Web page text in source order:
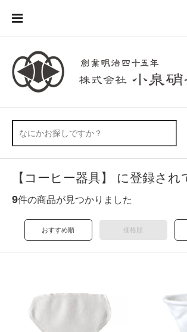
【コーヒー器具】 に登録され
9件の商品が見つかりました
おすすめ順 価格順